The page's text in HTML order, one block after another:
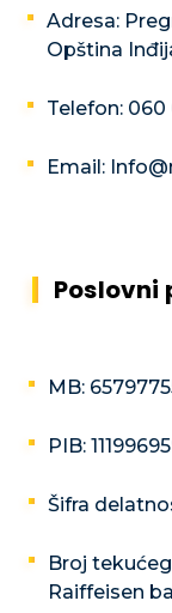
Adresa:
Opština
Telefon: 060
Email:
Poslovni
MB:
PIB:
Šifra
Broj
Raiffeisen